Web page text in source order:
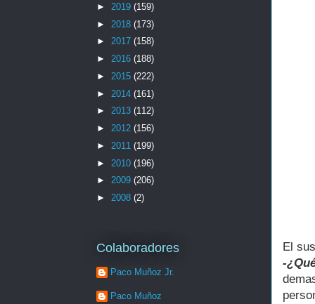
El
-
► 2019 (159)
► 2018 (173)
► 2017 (158)
► 2016 (188)
► 2015 (222)
► 2014 (161)
► 2013 (112)
► 2012 (156)
► 2011 (199)
► 2010 (196)
► 2009 (206)
► 2008 (2)
Colaboradores
Paco Muñoz Jr.
Paco Muñoz